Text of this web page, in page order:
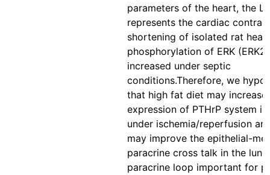
parameters of the heart, the
represents the cardiac
shortening of isolated rat
phosphorylation of ERK
increased under septic
conditions.Therefore, we
that high fat diet may increase
expression of PTHrP system
under ischemia/reperfusion
may improve the epithelial-
paracrine cross talk in the
paracrine loop important for